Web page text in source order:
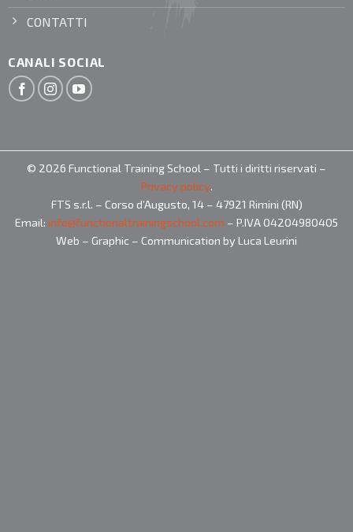
CONTATTI
CANALI SOCIAL
© 2026 Functional Training School – Tutti i diritti riservati –
Privacy policy.
FTS s.r.l. – Corso d’Augusto, 14 – 47921 Rimini (RN)
Email: info@functionaltrainingschool.com – P.IVA 04204980405
Web – Graphic – Communication by Luca Leurini